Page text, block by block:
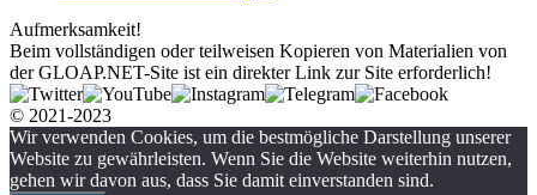
Aufmerksamkeit!
Beim vollständigen oder teilweisen Kopieren von Materialien von
der GLOAP.NET-Site ist ein direkter Link zur Site erforderlich!
© 2021-2023
Wir verwenden Cookies, um die bestmögliche Darstellung unserer
Website zu gewährleisten. Wenn Sie die Website weiterhin nutzen,
gehen wir davon aus, dass Sie damit einverstanden sind.